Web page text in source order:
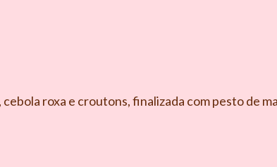
roxa e croutons, finalizada com pesto de